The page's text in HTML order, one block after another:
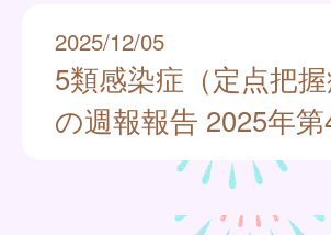
2025/12/05
5類感染症（定点把握
の週報報告 2025年第